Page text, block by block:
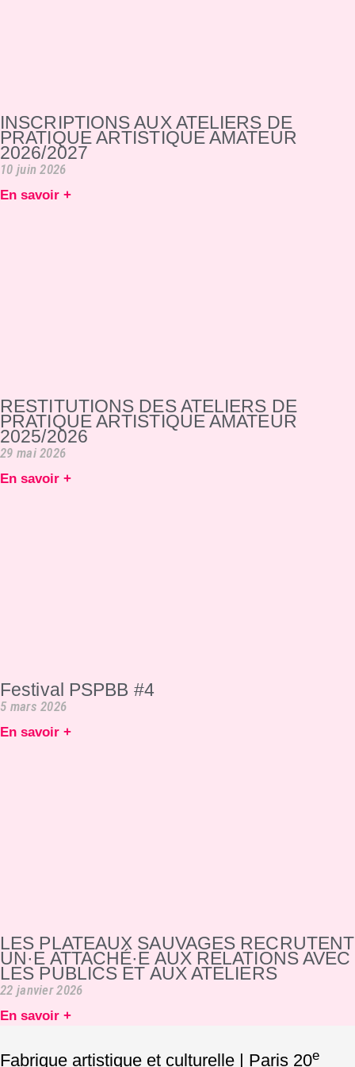
INSCRIPTIONS AUX ATELIERS DE
PRATIQUE ARTISTIQUE AMATEUR
2026/2027
10 juin 2026
En savoir +
RESTITUTIONS DES ATELIERS DE
PRATIQUE ARTISTIQUE AMATEUR
2025/2026
29 mai 2026
En savoir +
Festival PSPBB #4
5 mars 2026
En savoir +
LES PLATEAUX SAUVAGES RECRUTENT
UN·E ATTACHÉ·E AUX RELATIONS AVEC
LES PUBLICS ET AUX ATELIERS
22 janvier 2026
En savoir +
Fabrique artistique et culturelle | Paris 20e